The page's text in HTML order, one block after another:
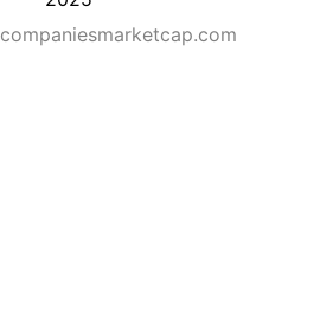
companiesmarketcap.com